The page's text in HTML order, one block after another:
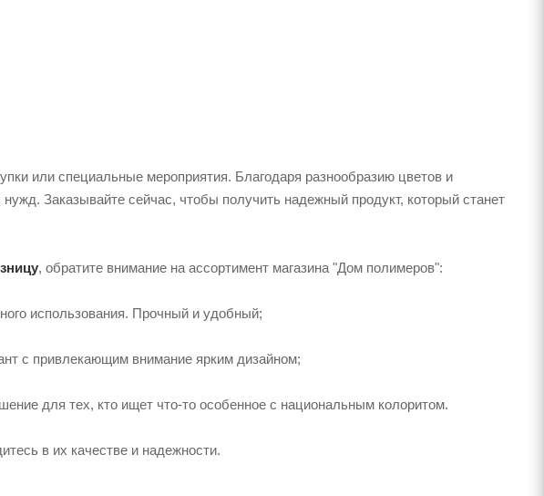
или специальные мероприятия. Благодаря разнообразию цветов и
Заказывайте сейчас, чтобы получить надежный продукт, который станет
, обратите внимание на ассортимент магазина "Дом полимеров":
использования. Прочный и удобный;
с привлекающим внимание ярким дизайном;
для тех, кто ищет что-то особенное с национальным колоритом.
в их качестве и надежности.